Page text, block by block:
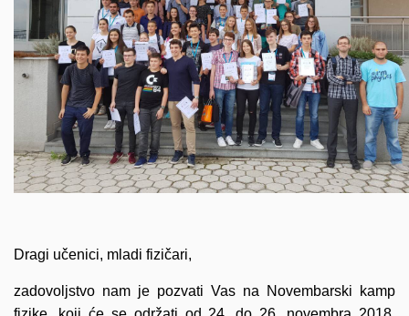
Dragi učenici, mladi fizičari,
zadovoljstvo nam je pozvati Vas na Novembarski kamp